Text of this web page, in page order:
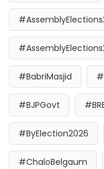
#BabriMasjid
#BJPGovt
#ByElection2026
#ChaloBelgaum